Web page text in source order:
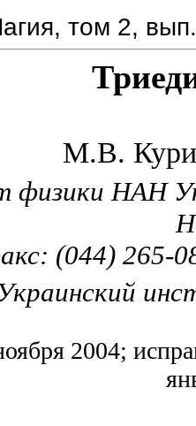
том 2,
М.В.
физики НАН
(044) 265-
2004;